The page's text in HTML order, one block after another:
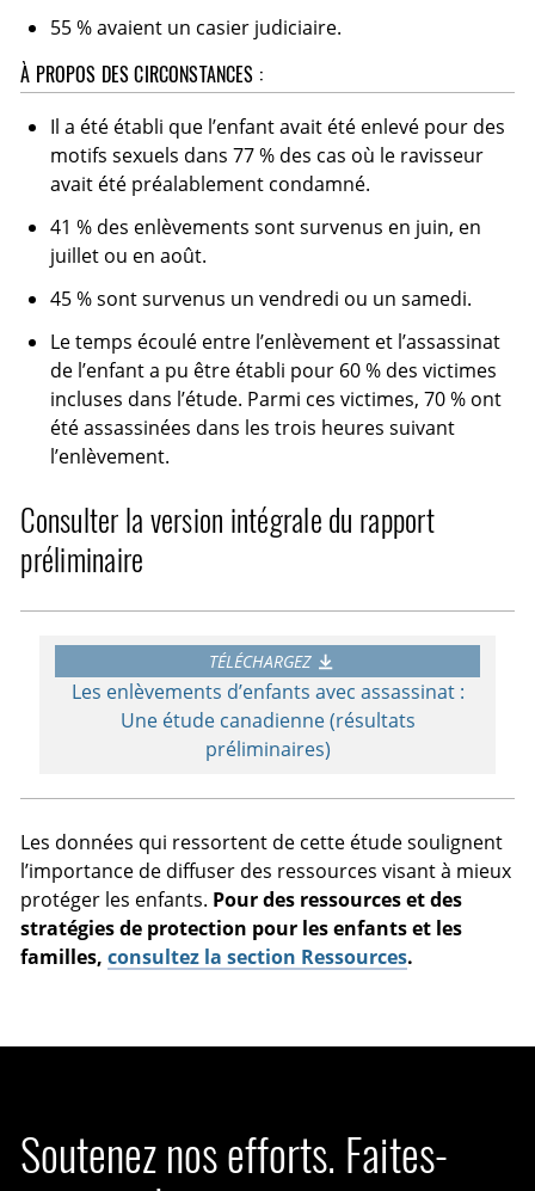
55 % avaient un casier judiciaire.
À PROPOS DES CIRCONSTANCES :
Il a été établi que l’enfant avait été enlevé pour des
motifs sexuels dans 77 % des cas où le ravisseur
avait été préalablement condamné.
41 % des enlèvements sont survenus en juin, en
juillet ou en août.
45 % sont survenus un vendredi ou un samedi.
Le temps écoulé entre l’enlèvement et l’assassinat
de l’enfant a pu être établi pour 60 % des victimes
incluses dans l’étude. Parmi ces victimes, 70 % ont
été assassinées dans les trois heures suivant
l’enlèvement.
Consulter la version intégrale du rapport
préliminaire
TÉLÉCHARGEZ
Les enlèvements d’enfants avec assassinat :
Une étude canadienne (résultats
préliminaires)
Les données qui ressortent de cette étude soulignent
l’importance de diffuser des ressources visant à mieux
protéger les enfants. Pour des ressources et des
stratégies de protection pour les enfants et les
familles,consultez la section Ressources.
Soutenez nos efforts. Faites-